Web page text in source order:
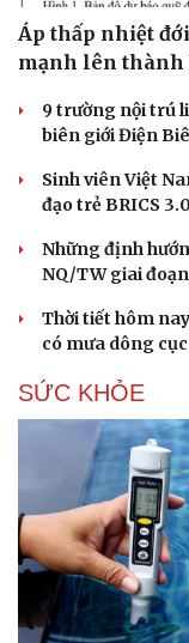
Áp thấp nhiệt
mạnh lên thành
9 trường nội trú
biên giới Điện
Sinh viên Việt
đạo trẻ BRICS 3.0
Những định
NQ/TW giai
Thời tiết hôm
có mưa dông
SỨC KHỎE